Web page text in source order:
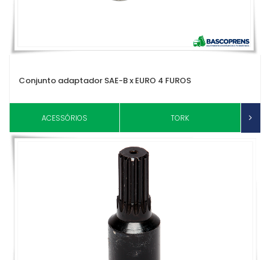
Conjunto adaptador SAE-B x EURO 4 FUROS
ACESSÓRIOS TORK